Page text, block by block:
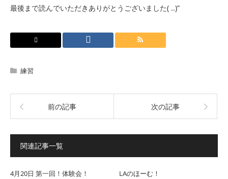
最後まで読んでいただきありがとうございました( ..)”
練習
前の記事 次の記事
関連記事一覧
4月20日 第一回！体験会！ LAのほーむ！